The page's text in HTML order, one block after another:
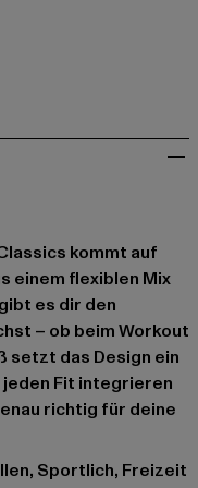
kommt auf
einem flexiblen Mix
es dir den
– ob beim Workout
setzt das Design ein
Fit integrieren
richtig für deine
Sportlich, Freizeit